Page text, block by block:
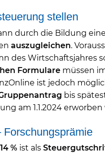
stellen
durch die Bildung
auszugleichen.
des Wirtschaftsjahres
Formulare müssen
ist jedoch
bis
am 1.1.2024
Forschungsprämie
14 % ist als